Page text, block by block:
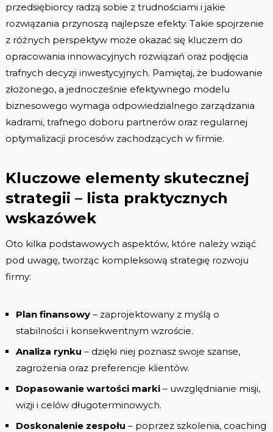
przedsiębiorcy radzą sobie z trudnościami i jakie
rozwiązania przynoszą najlepsze efekty. Takie spojrzenie
z różnych perspektyw może okazać się kluczem do
opracowania innowacyjnych rozwiązań oraz podjęcia
trafnych decyzji inwestycyjnych. Pamiętaj, że budowanie
złożonego, a jednocześnie efektywnego modelu
biznesowego wymaga odpowiedzialnego zarządzania
kadrami, trafnego doboru partnerów oraz regularnej
optymalizacji procesów zachodzących w firmie.
Kluczowe elementy skutecznej
strategii – lista praktycznych
wskazówek
Oto kilka podstawowych aspektów, które należy wziąć
pod uwagę, tworząc kompleksową strategię rozwoju
firmy:
Plan finansowy– zaprojektowany z myślą o
stabilności i konsekwentnym wzroście.
Analiza rynku – dzięki niej poznasz swoje szanse,
zagrożenia oraz preferencje klientów.
Dopasowanie wartości marki– uwzględnianie misji,
wizji i celów długoterminowych.
Doskonalenie zespołu – poprzez szkolenia, coaching